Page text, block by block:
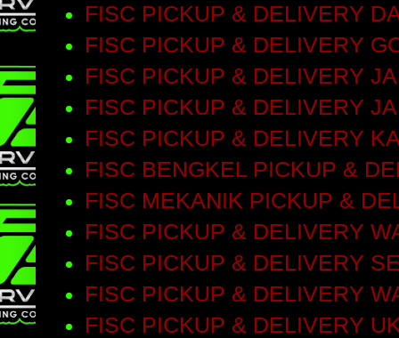
FISC PICKUP & DELIVERY
FISC PICKUP & DELIVERY
FISC PICKUP & DELIVERY
FISC PICKUP & DELIVERY
FISC PICKUP & DELIVERY
FISC BENGKEL PICKUP &
FISC MEKANIK PICKUP &
FISC PICKUP & DELIVERY
FISC PICKUP & DELIVERY
FISC PICKUP & DELIVERY
FISC PICKUP & DELIVERY